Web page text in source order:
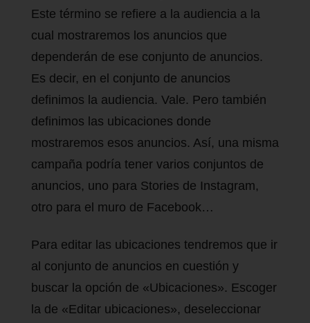
Este término se refiere a la audiencia a la
cual mostraremos los anuncios que
dependerán de ese conjunto de anuncios.
Es decir, en el conjunto de anuncios
definimos la audiencia. Vale. Pero también
definimos las ubicaciones donde
mostraremos esos anuncios. Así, una misma
campaña podría tener varios conjuntos de
anuncios, uno para Stories de Instagram,
otro para el muro de Facebook…
Para editar las ubicaciones tendremos que ir
al conjunto de anuncios en cuestión y
buscar la opción de «Ubicaciones». Escoger
la de «Editar ubicaciones», deseleccionar